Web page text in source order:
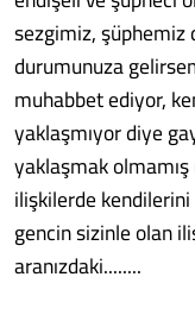
sezgimiz,
durumunuza
muhabbet ediyor,
yaklaşmıyor diye
yaklaşmak olmamış
ilişkilerde
gencin sizinle olan
aranızdaki........